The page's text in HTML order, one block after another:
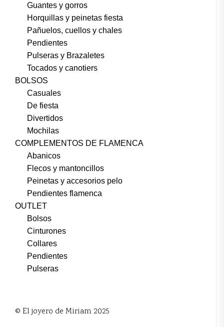
Guantes y gorros
Horquillas y peinetas fiesta
Pañuelos, cuellos y chales
Pendientes
Pulseras y Brazaletes
Tocados y canotiers
BOLSOS
Casuales
De fiesta
Divertidos
Mochilas
COMPLEMENTOS DE FLAMENCA
Abanicos
Flecos y mantoncillos
Peinetas y accesorios pelo
Pendientes flamenca
OUTLET
Bolsos
Cinturones
Collares
Pendientes
Pulseras
© El joyero de Miriam 2025